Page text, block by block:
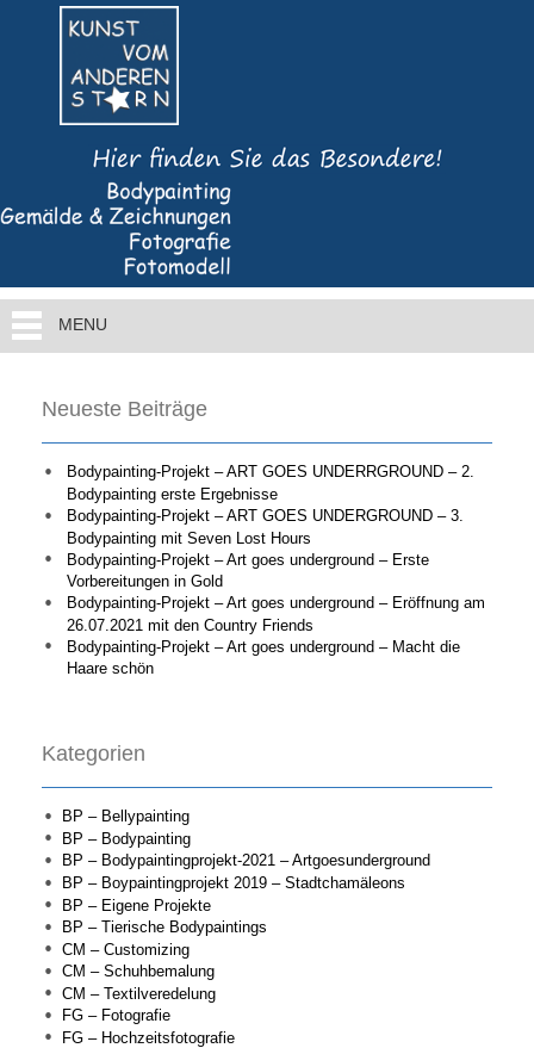
MENU
Neueste Beiträge
Bodypainting-Projekt – ART GOES UNDERRGROUND – 2.
Bodypainting erste Ergebnisse
Bodypainting-Projekt – ART GOES UNDERGROUND – 3.
Bodypainting mit Seven Lost Hours
Bodypainting-Projekt – Art goes underground – Erste
Vorbereitungen in Gold
Bodypainting-Projekt – Art goes underground – Eröffnung am
26.07.2021 mit den Country Friends
Bodypainting-Projekt – Art goes underground – Macht die
Haare schön
Kategorien
BP – Bellypainting
BP – Bodypainting
BP – Bodypaintingprojekt-2021 – Artgoesunderground
BP – Boypaintingprojekt 2019 – Stadtchamäleons
BP – Eigene Projekte
BP – Tierische Bodypaintings
CM – Customizing
CM – Schuhbemalung
CM – Textilveredelung
FG – Fotografie
FG – Hochzeitsfotografie